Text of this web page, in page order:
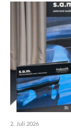
2. Juli 2026